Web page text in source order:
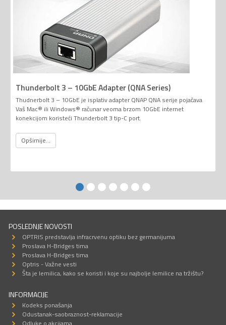
Thunderbolt 3 – 10GbE Adapter (QNA Series)
Thudnerbolt 3 – 10GbE je isplativ adapter QNAP QNA serije pojačava
Vaš Mac® ili Windows® računar veoma brzom 10GbE internet
konekcijom koristeći Thunderbolt 3 tip-C port.
Opširnije...
POSLEDNJE NOVOSTI
OPTRIS predstavlja infracrvenu optiku bez germanijuma
Proslava H-Bridges tima
Proslava H-Bridges tima
Optris - Važne vesti
Šta je lemilica, kako se koristi i koje su najbolje lemilice na tržištu?
INFORMACIJE
Kodeks ponašanja
Odustanak-saobraznost-reklamacije